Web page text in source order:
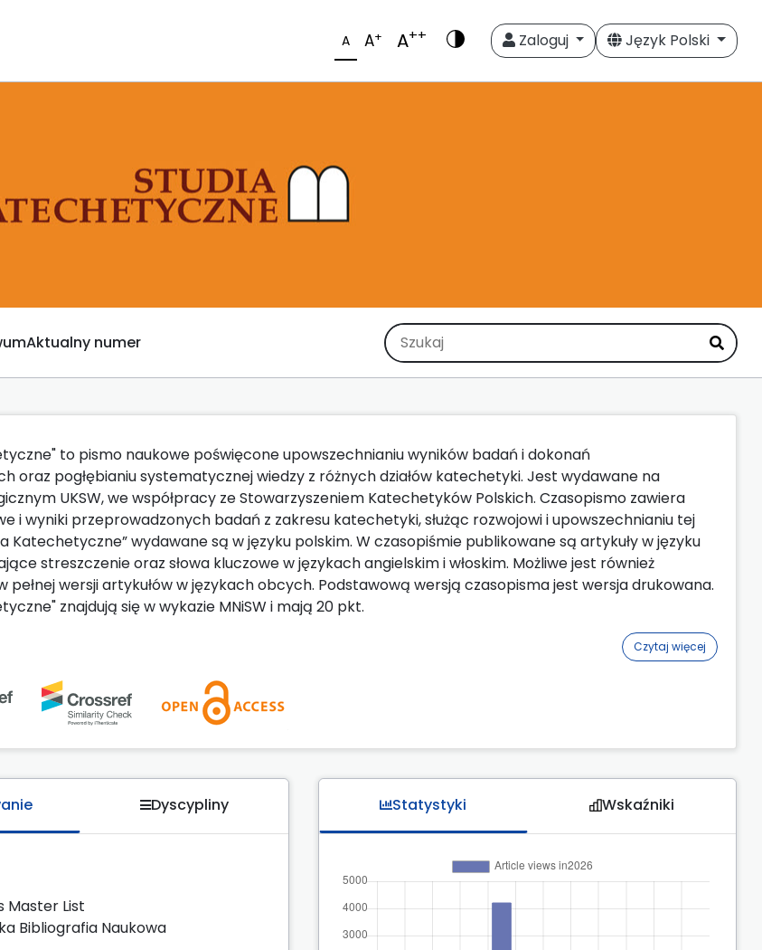
A A+ A++ Zaloguj Język Polski
Aktualny numer
to pismo naukowe poświęcone upowszechnianiu wyników badań i dokonań
oraz pogłębianiu systematycznej wiedzy z różnych działów katechetyki. Jest wydawane na
UKSW, we współpracy ze Stowarzyszeniem Katechetyków Polskich. Czasopismo zawiera
i wyniki przeprowadzonych badań z zakresu katechetyki, służąc rozwojowi i upowszechnianiu tej
Katechetyczne” wydawane są w języku polskim. W czasopiśmie publikowane są artykuły w języku
streszczenie oraz słowa kluczowe w językach angielskim i włoskim. Możliwe jest również
pełnej wersji artykułów w językach obcych. Podstawową wersją czasopisma jest wersja drukowana.
znajdują się w wykazie MNiSW i mają 20 pkt.
Czytaj więcej
Dyscypliny
Master List
Bibliografia Naukowa
Statystyki Wskaźniki